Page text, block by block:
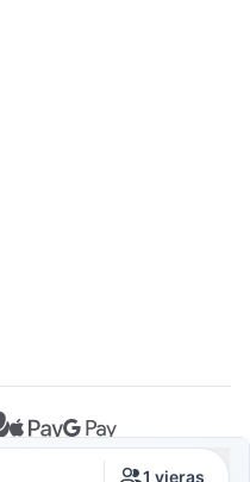
1 vieras
© 2026 Crovillas GmbH